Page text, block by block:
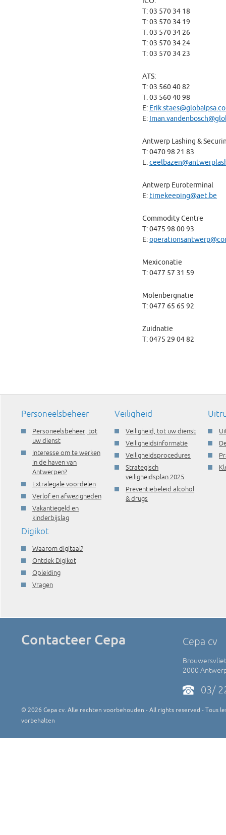
T: 03 570 34 18
T: 03 570 34 19
T: 03 570 34 26
T: 03 570 34 24
T: 03 570 34 23
ATS:
T: 03 560 40 82
T: 03 560 40 98
E:
E:
Antwerp Lashing &
T: 0470 98 21 83
E:
Antwerp Euroterminal
E: timekeeping@aet.be
Commodity Centre
T: 0475 98 00 93
E:
Mexiconatie
T: 0477 57 31 59
Molenbergnatie
T: 0477 65 65 92
Zuidnatie
T: 0475 29 04 82
Personeelsbeheer
Personeelsbeheer, tot
uw dienst
Interesse om te werken
in de haven van
Antwerpen?
Extralegale voordelen
Verlof en afwezigheden
Vakantiegeld en
kinderbijslag
Veiligheid
Veiligheid, tot uw dienst
Veiligheidsinformatie
Veiligheidsprocedures
Strategisch
veiligheidsplan 2025
Preventiebeleid alcohol
& drugs
Digikot
Waarom digitaal?
Ontdek Digikot
Opleiding
Vragen
Contacteer Cepa Cepa cv
2000
03/
© 2026 Cepa cv. Alle rechten voorbehouden - All rights reserved - Tous
vorbehalten